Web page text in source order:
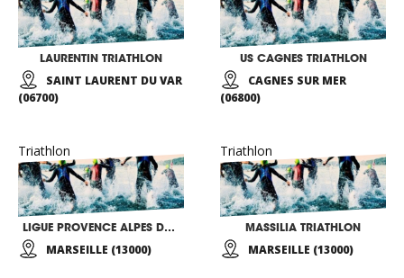
LAURENTIN TRIATHLON
SAINT LAURENT DU VAR
(06700)
US CAGNES TRIATHLON
CAGNES SUR MER
(06800)
Triathlon
LIGUE PROVENCE ALPES DE TRIATHLON
MARSEILLE (13000)
Triathlon
MASSILIA TRIATHLON
MARSEILLE (13000)